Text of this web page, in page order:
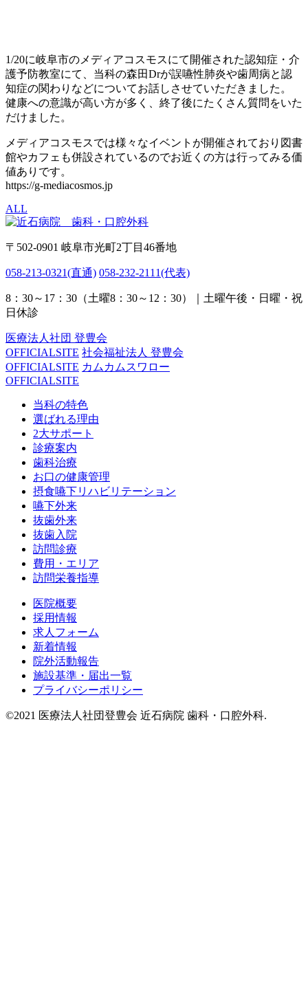
1/20に岐阜市のメディアコスモスにて開催された認知症・介
護予防教室にて、当科の森田Drが誤嚥性肺炎や歯周病と認
知症の関わりなどについてお話しさせていただきました。
健康への意識が高い方が多く、終了後にたくさん質問をいた
だけました。
メディアコスモスでは様々なイベントが開催されており図書
館やカフェも併設されているのでお近くの方は行ってみる価
値ありです。
https://g-mediacosmos.jp
ALL
〒502-0901 岐阜市光町2丁目46番地
058-213-0321(直通) 058-232-2111(代表)
8：30～17：30（土曜8：30～12：30）｜土曜午後・日曜・祝
日休診
医療法人社団 登豊会
OFFICIALSITE 社会福祉法人 登豊会
OFFICIALSITE カムカムスワロー
OFFICIALSITE
当科の特色
選ばれる理由
2大サポート
診療案内
歯科治療
お口の健康管理
摂食嚥下リハビリテーション
嚥下外来
抜歯外来
抜歯入院
訪問診療
費用・エリア
訪問栄養指導
医院概要
採用情報
求人フォーム
新着情報
院外活動報告
施設基準・届出一覧
プライバシーポリシー
©2021 医療法人社団登豊会 近石病院 歯科・口腔外科.